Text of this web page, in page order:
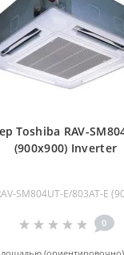
Toshiba RAV-
(900x900) Inverter
SM804UT-E/803AT-E
0